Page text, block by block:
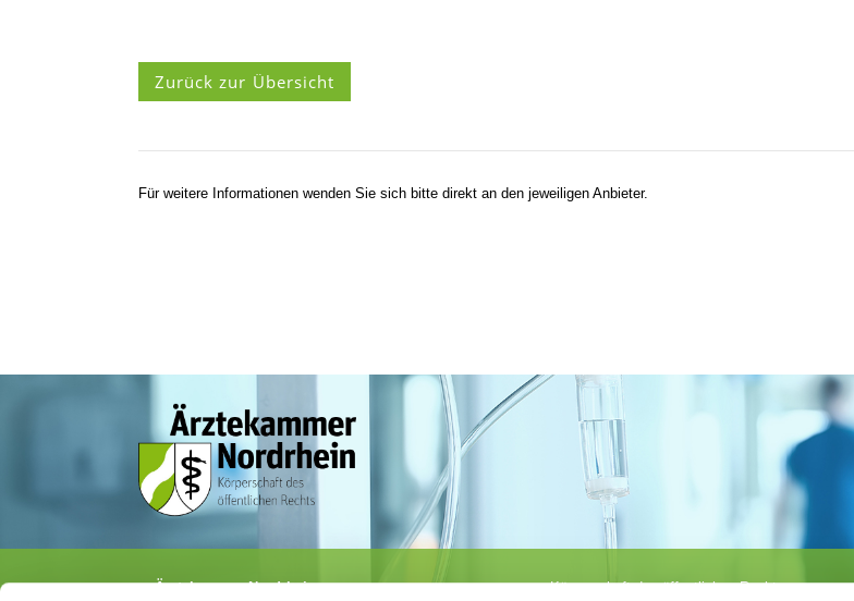
Zurück zur Übersicht
Für weitere Informationen wenden Sie sich bitte direkt an den jeweiligen Anbieter.
Ärztekammer Nordrhein Körperschaft des öffentlichen Rechts